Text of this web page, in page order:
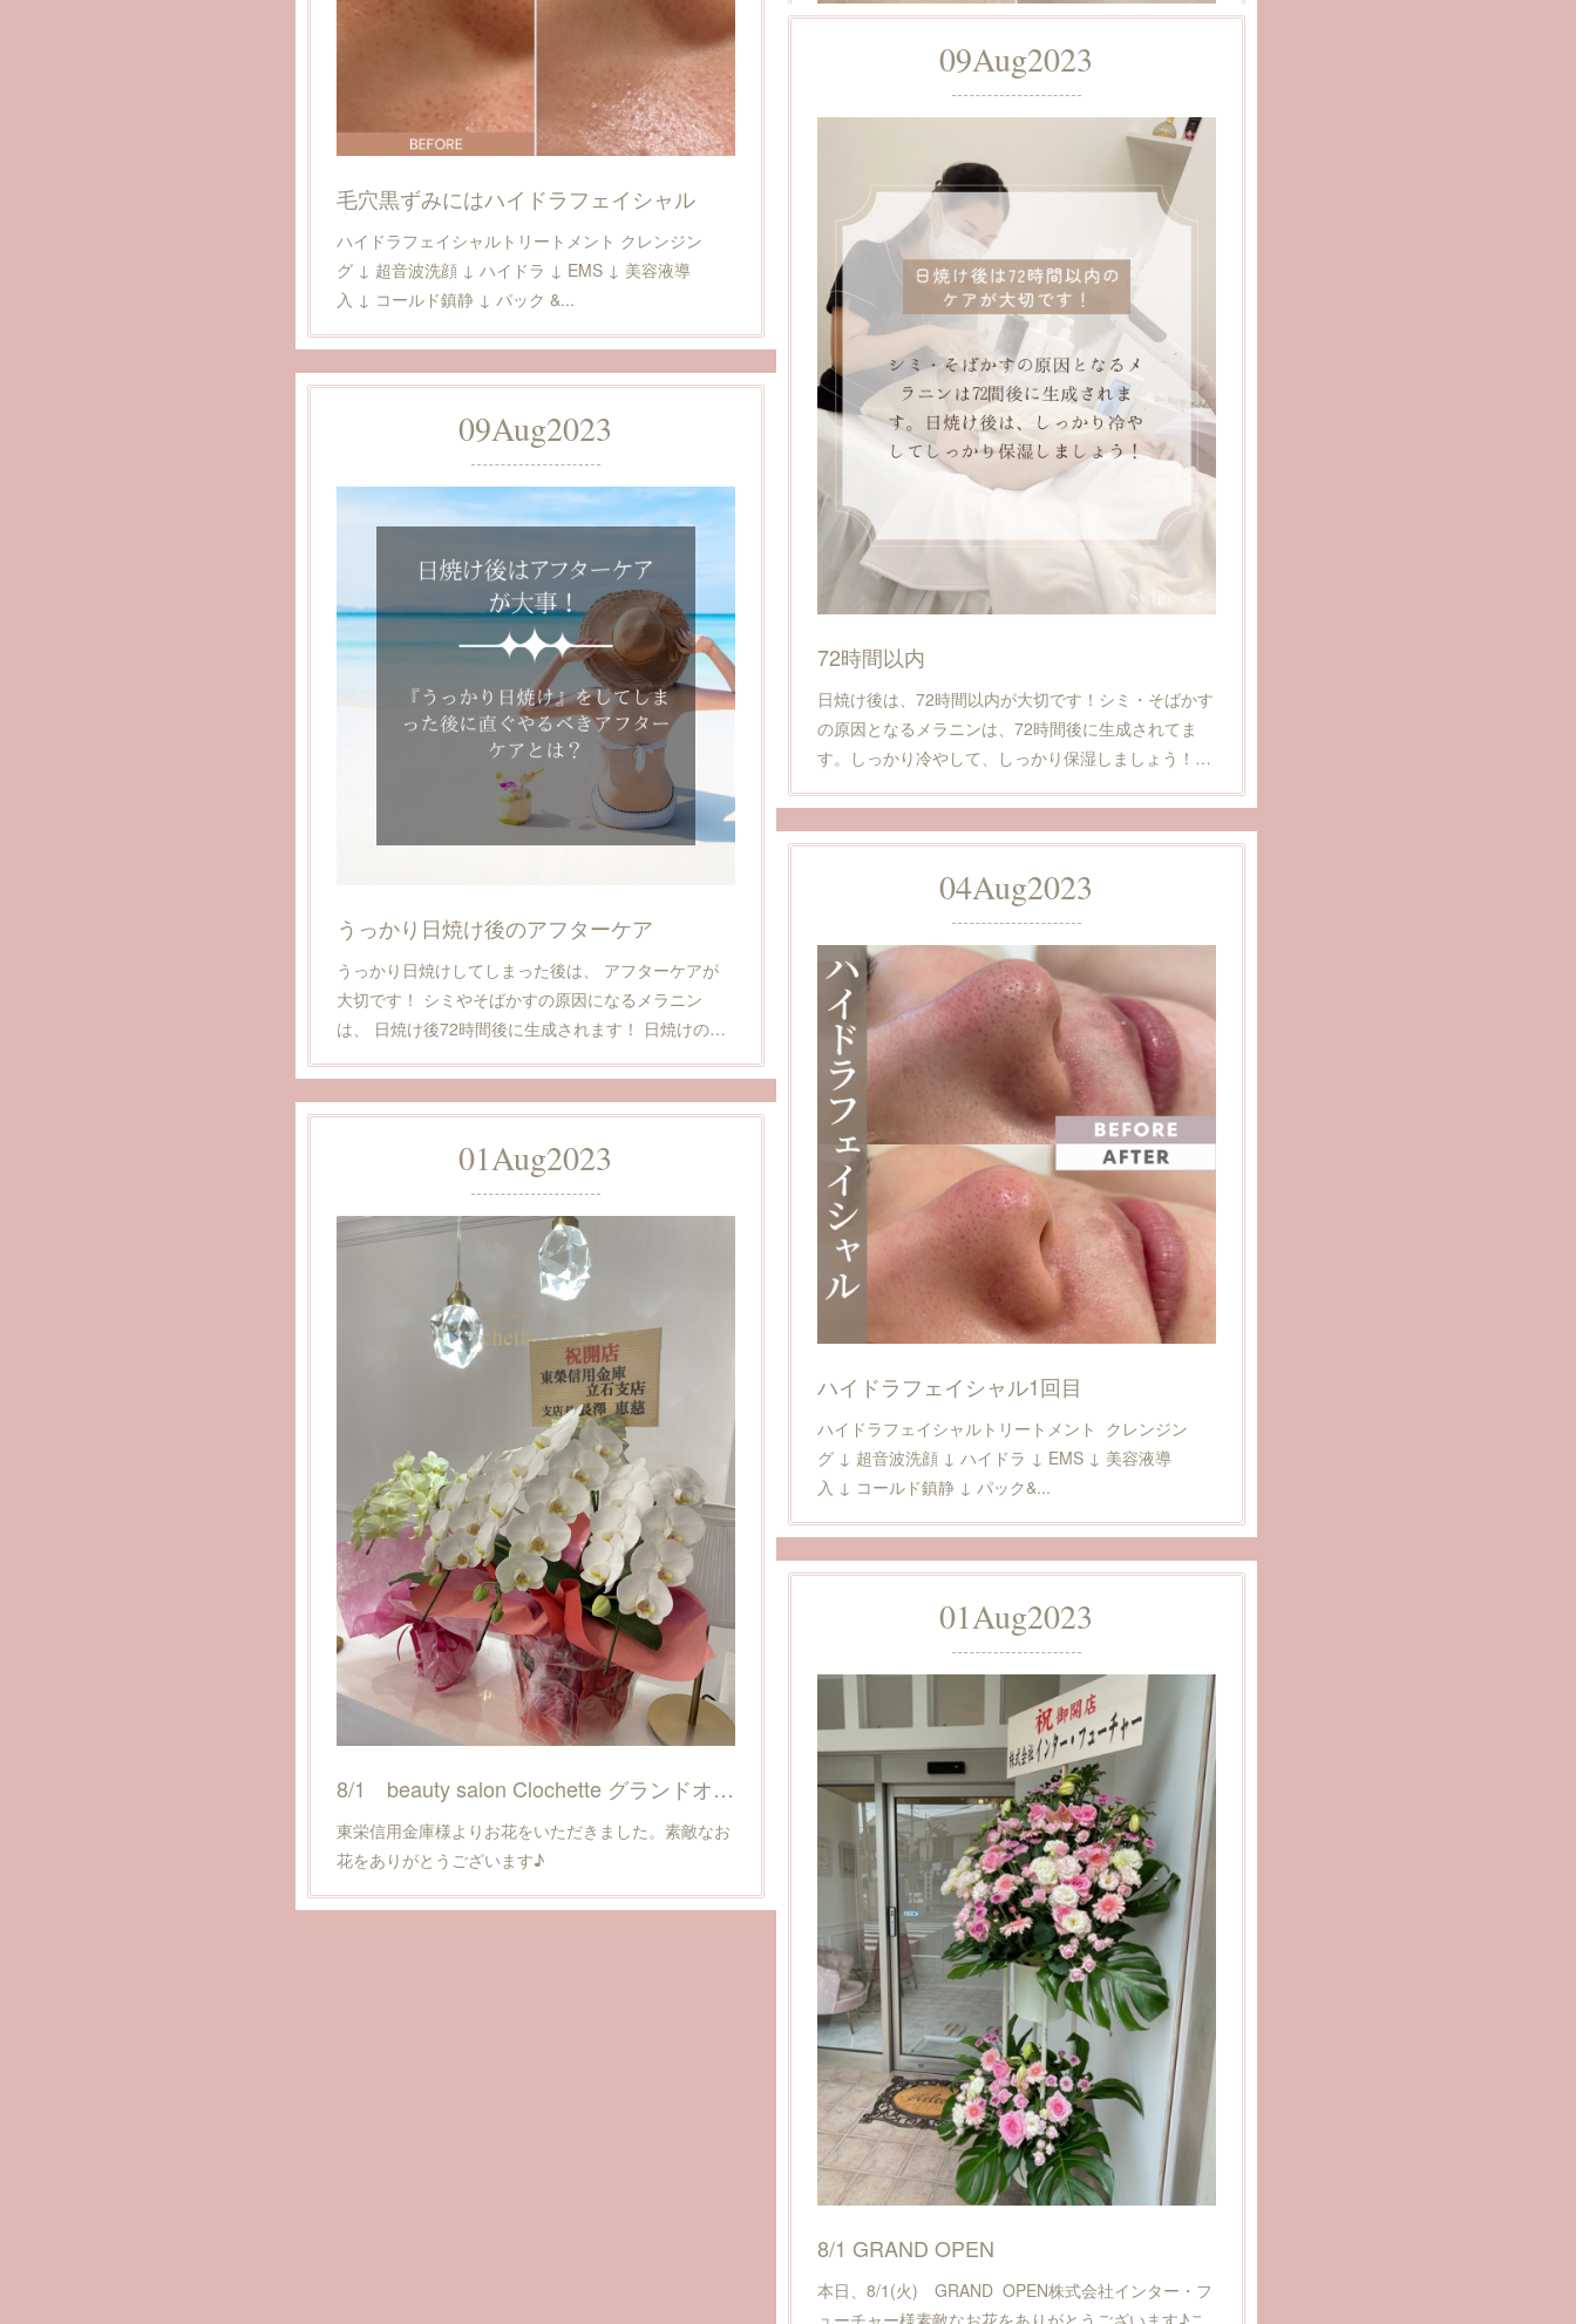
毛穴黒ずみにはハイドラフェイシャル
ハイドラフェイシャルトリートメント クレンジン
グ ↓ 超音波洗顔 ↓ ハイドラ ↓ EMS ↓ 美容液導
入 ↓ コールド鎮静 ↓ パック &...
背中ハーブピーリングの効果
背中ハーブピーリング🌿施術1回目 ハーブピーリング
背中ニキビへの効果 お顔と同様、ニキビ・色素沈
着・シミ・くすみ改善 などの沢山期待できる効果…
09Aug2023
72時間以内
日焼け後は、72時間以内が大切です！シミ・そばかす
の原因となるメラニンは、72時間後に生成されてま
す。しっかり冷やして、しっかり保湿しましょう！…
09Aug2023
うっかり日焼け後のアフターケア
うっかり日焼けしてしまった後は、 アフターケアが
大切です！ シミやそばかすの原因になるメラニン
は、 日焼け後72時間後に生成されます！ 日焼けの…
04Aug2023
ハイドラフェイシャル1回目
ハイドラフェイシャルトリートメント クレンジン
グ ↓ 超音波洗顔 ↓ ハイドラ ↓ EMS ↓ 美容液導
入 ↓ コールド鎮静 ↓ パック&...
01Aug2023
8/1 beauty salon Clochette グランドオープン
東栄信用金庫様よりお花をいただきました。素敵なお
花をありがとうございます♪
01Aug2023
8/1 GRAND OPEN
本日、8/1(火) GRAND OPEN株式会社インター・フ
ューチャー様素敵なお花をありがとうございます♪こ